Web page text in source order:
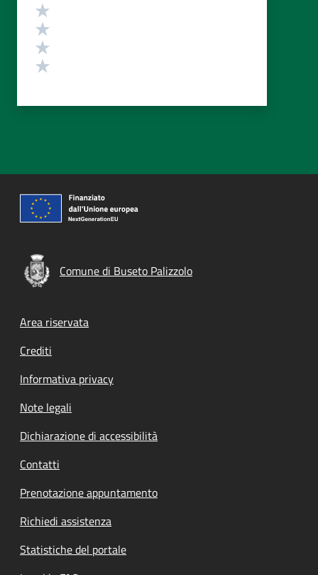
Comune di Buseto Palizzolo
Footer menu
Area riservata
Crediti
Informativa privacy
Note legali
Dichiarazione di accessibilità
Contatti
Prenotazione appuntamento
Richiedi assistenza
Statistiche del portale